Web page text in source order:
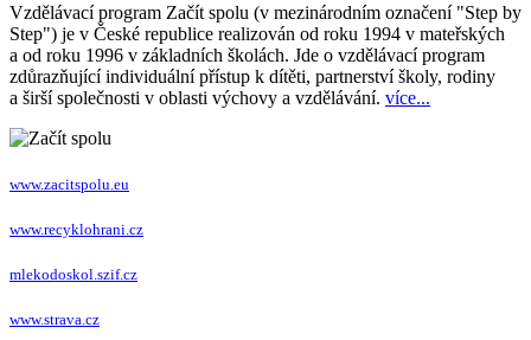
Vzdělávací program Začít spolu (v mezinárodním označení "Step by
Step") je v České republice realizován od roku 1994 v mateřských
a od roku 1996 v základních školách. Jde o vzdělávací program
zdůrazňující individuální přístup k dítěti, partnerství školy, rodiny
a širší společnosti v oblasti výchovy a vzdělávání. více...
www.zacitspolu.eu
www.recyklohrani.cz
mlekodoskol.szif.cz
www.strava.cz